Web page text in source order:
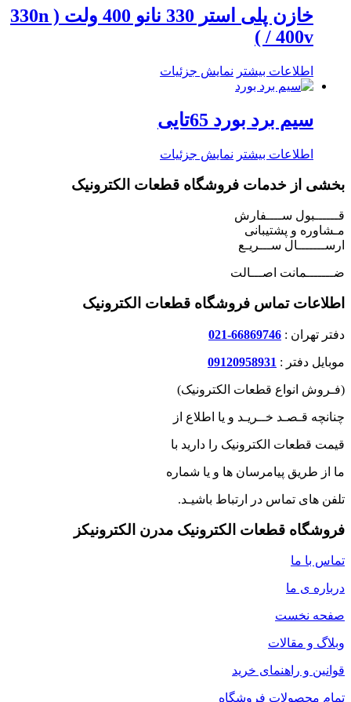
خازن پلی استر 330 نانو 400 ولت ( 330n
/ 400v )
اطلاعات بیشتر نمایش جزئیات
سیم برد بورد 65تایی
اطلاعات بیشتر نمایش جزئیات
بخشی از خدمات فروشگاه قطعات الکترونیک
قــــــبول ســــفارش
مـشاوره و پشتیبانی
ارســـــــال ســـریـع
ضـــــــمانت اصـــالت
اطلاعات تماس فروشگاه قطعات الکترونیک
دفتر تهران : 66869746-021
موبایل دفتر : 09120958931
(فـروش انواع قطعات الکترونیک)
چنانچه قـصـد خــریـد و یا اطلاع از
قیمت قطعات الکترونیک را دارید با
ما از طریق پیامرسان ها و یا شماره
تلفن های تماس در ارتباط باشیـد.
فروشگاه قطعات الکترونیک مدرن الکترونیکز
تماس با ما
درباره ی ما
صفحه نخست
وبلاگ و مقالات
قوانین و راهنمای خرید
تمام محصولات فروشگاه